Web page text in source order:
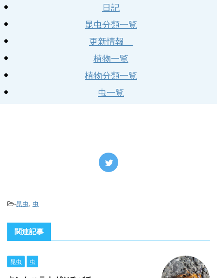
日記
昆虫分類一覧
更新情報
植物一覧
植物分類一覧
虫一覧
-昆虫, 虫
関連記事
昆虫 虫